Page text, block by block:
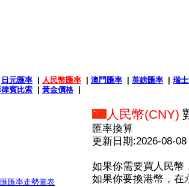
日元匯率 人民幣匯率 澳門匯率 英鎊匯率
瑞
賓比索 黃金價格
匯率走勢圖表
人民幣(CNY)
匯率換算
更新日期:2026-08-
如果你需要買人民幣
如果你要換港幣，在